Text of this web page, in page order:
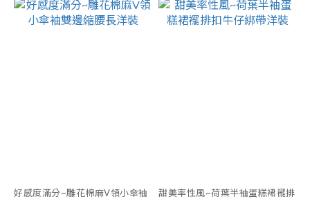
好感度滿分~雕花棉麻V領小傘袖
甜美率性風~荷葉半袖蛋糕裙襬排